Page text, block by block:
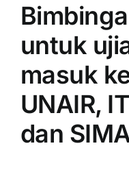
untuk
masuk
UNAIR,
dan